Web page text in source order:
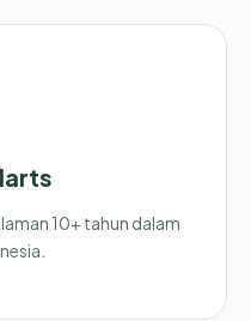
10+ tahun dalam